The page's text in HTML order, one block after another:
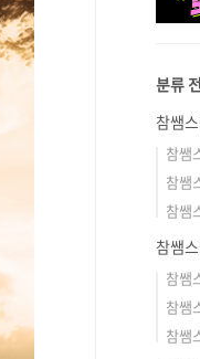
분류
참쌤
참쌤
참쌤
참쌤
참쌤
참쌤
참쌤
참쌤